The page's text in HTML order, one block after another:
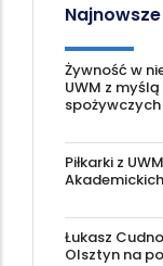
Najnowsze
Żywność w
UWM z
spożywczych
Piłkarki z
Łukasz
Olsztyn na